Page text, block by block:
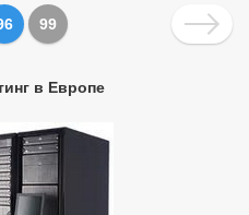
99
в Европе